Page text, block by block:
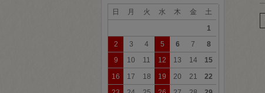
日 月 火 水 木 金
土
1
2
3 4 5 6 7
8
9
10 11 12 13 14
15
16
17 18 19 20 21
22